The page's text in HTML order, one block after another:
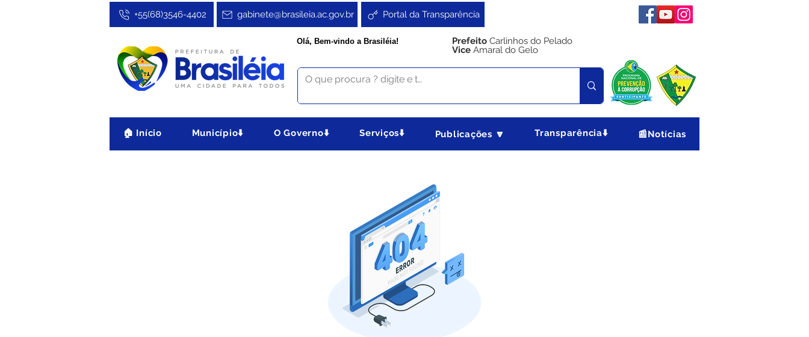
Portal da Transparência
gabinete@brasileia.ac.gov.br
+55(68)3546-4402
Olá, Bem-vindo a Brasiléia! Prefeito Carlinhos do Pelado
Vice Amaral do Gelo
🏠 Início Município⬇️ O Governo⬇️ Serviços⬇️ Publicações 🔽 Transparência⬇️ 📰Notícias